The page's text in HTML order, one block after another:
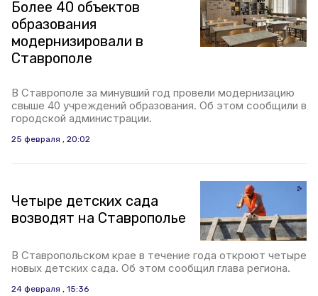
Более 40 объектов
образования
модернизировали в
Ставрополе
В Ставрополе за минувший год провели модернизацию
свыше 40 учреждений образования. Об этом сообщили в
городской администрации.
25 февраля , 20:02
Четыре детских сада
возводят на Ставрополье
В Ставропольском крае в течение года откроют четыре
новых детских сада. Об этом сообщил глава региона.
24 февраля , 15:36